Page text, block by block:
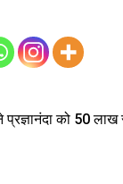
को 50 लाख